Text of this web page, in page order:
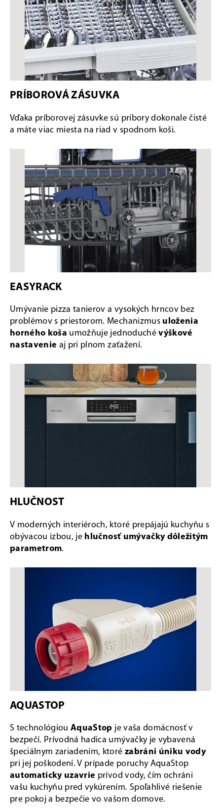
PRÍBOROVÁ ZÁSUVKA
Vďaka príborovej zásuvke sú príbory dokonale čisté
a máte viac miesta na riad v spodnom koši.
EASYRACK
Umývanie pizza tanierov a vysokých hrncov bez
problémov s priestorom. Mechanizmus uloženia
horného koša umožňuje jednoduchévýškové
nastavenie aj pri plnom zaťažení.
HLUČNOST
V moderných interiéroch, ktoré prepájajú kuchyňu s
obývacou izbou, je hlučnosť umývačky dôležitým
parametrom.
AQUASTOP
S technológiouAquaStop je vaša domácnosť v
bezpečí. Prívodná hadica umývačky je vybavená
špeciálnym zariadením, ktoré zabráni úniku vody
pri jej poškodení. V prípade poruchy AquaStop
automaticky uzavrie prívod vody, čím ochráni
vašu kuchyňu pred vykúrením. Spoľahlivé riešenie
pre pokoj a bezpečie vo vašom domove.